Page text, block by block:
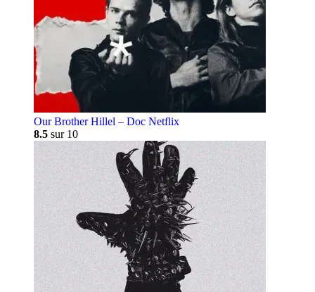
Our Brother Hillel – Doc Netflix
8.5 sur 10